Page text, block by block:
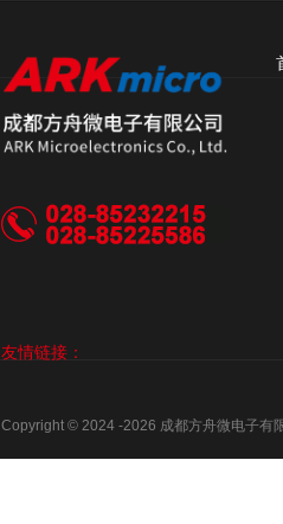
友情链接：
Copyright © 2024 -2026 成都方舟微电子有